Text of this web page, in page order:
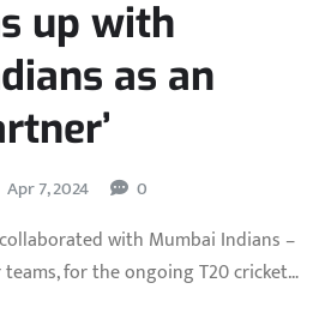
up with
as an
Apr 7, 2024 0
with Mumbai Indians –
for the ongoing T20 cricket…